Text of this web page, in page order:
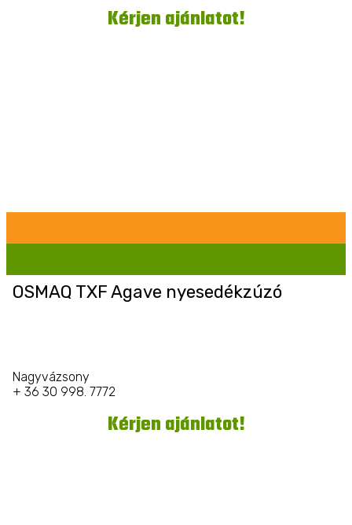
Kérjen ajánlatot!
OSMAQ TXF Agave nyesedékzúzó
Nagyvázsony
+ 36 30 998. 7772
Kérjen ajánlatot!